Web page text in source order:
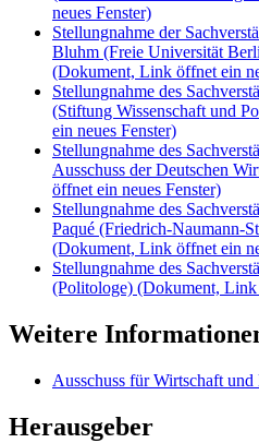
neues Fenster)
Stellungnahme der
Bluhm (Freie Universität
(Dokument, Link öffnet ein
Stellungnahme des
(Stiftung Wissenschaft und
ein neues Fenster)
Stellungnahme des
Ausschuss der Deutschen
öffnet ein neues Fenster)
Stellungnahme des
Paqué (Friedrich-Naumann-
(Dokument, Link öffnet ein
Stellungnahme des
(Politologe) (Dokument, Link
Weitere
Ausschuss für Wirtschaft und
Herausgeber